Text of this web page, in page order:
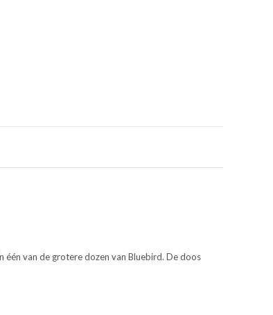
één van de grotere dozen van Bluebird. De doos